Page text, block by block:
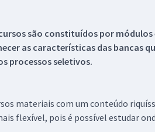
são constituídos por
as características das bancas
processos seletivos.
materiais com um conteúdo
flexível, pois é possível estudar